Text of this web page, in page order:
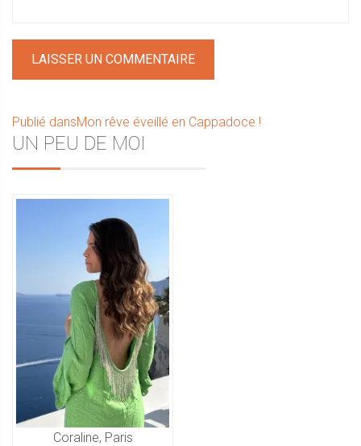
Navigation
de
Publié dansMon rêve éveillé en Cappadoce !
Sidebar
UN PEU DE MOI
Coraline, Paris